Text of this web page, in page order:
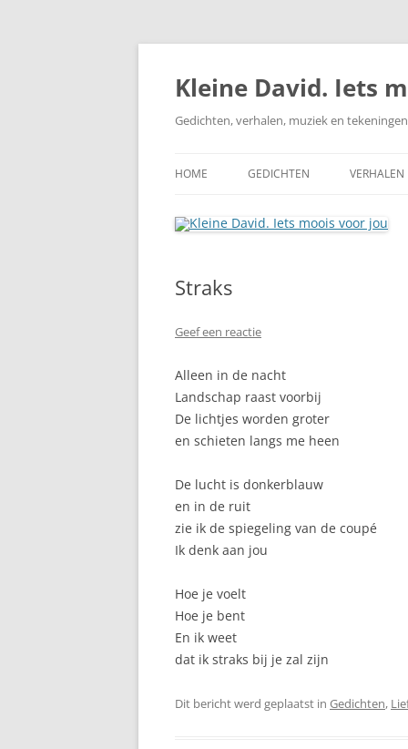
Ga
inhoud
Kleine David. Iets
Gedichten, verhalen, muziek en
HOME GEDICHTEN
APOCALYPS
SUNSATION
VERHALEN
Straks
Geef een reactie
Alleen in de nacht
Landschap raast voorbij
De lichtjes worden groter
en schieten langs me heen
De lucht is donkerblauw
en in de ruit
zie ik de spiegeling van de coupé
Ik denk aan jou
Hoe je voelt
Hoe je bent
En ik weet
dat ik straks bij je zal zijn
Dit bericht werd geplaatst in Gedichten,